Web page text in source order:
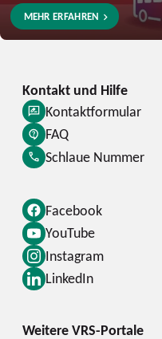
MEHR ERFAHREN
Facebook
YouTube
Instagram
LinkedIn
Kontaktformular
FAQ
Schlaue Nummer